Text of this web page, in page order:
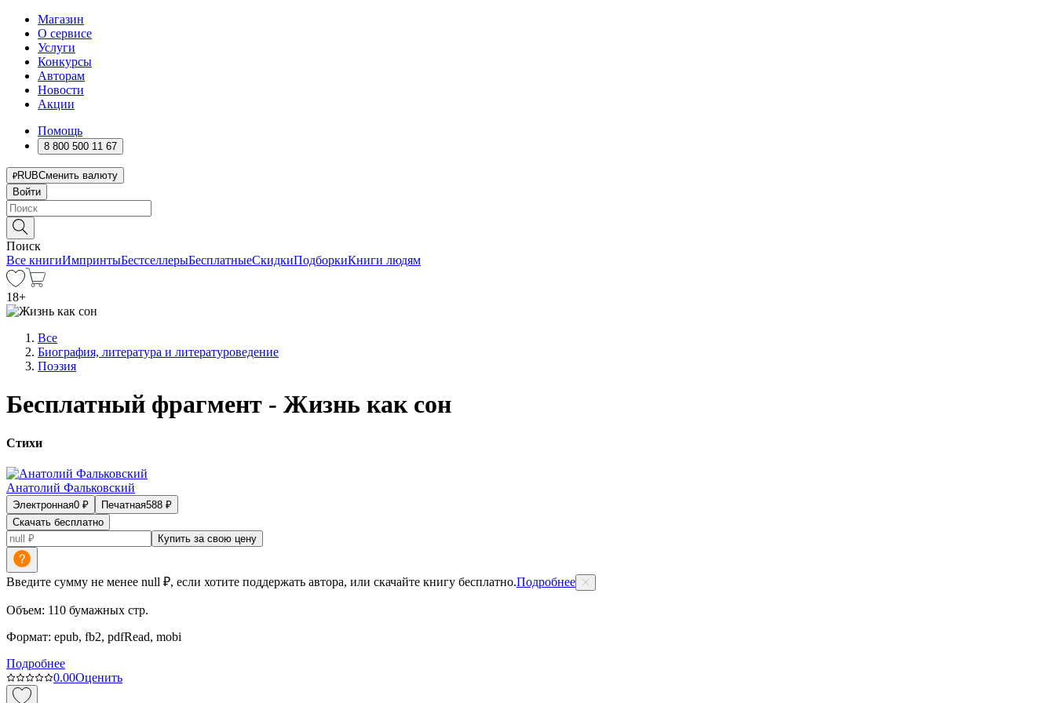
Магазин
О сервисе
Услуги
Конкурсы
Авторам
Новости
Акции
Помощь
8 800 500 11 67
RUBСменить валюту
Войти
Поиск
Все книгиИмпринтыБестселлерыБесплатныеСкидкиПодборкиКниги людям
18+
Все
Биография, литература и литературоведение
Поэзия
Бесплатный фрагмент - Жизнь как сон
Стихи
Анатолий Фальковский
Электронная0 ₽ Печатная588 ₽
Скачать бесплатно
Купить за свою цену
Введите сумму не менее null ₽, если хотите поддержать автора, или скачайте книгу бесплатно.Подробнее
Объем: 110 бумажных стр.
Формат: epub, fb2, pdfRead, mobi
Подробнее
0.00Оценить